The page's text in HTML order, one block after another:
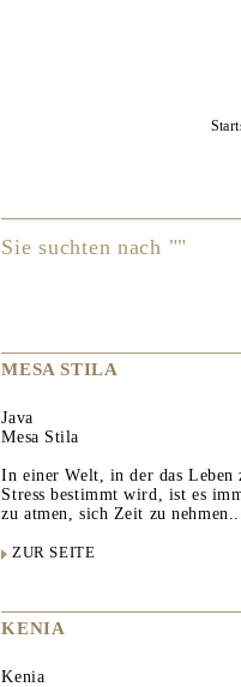
Sie suchten nach ""
MESA STILA
Java
Mesa Stila
In einer Welt, in der das Leben
Stress bestimmt wird, ist es
zu atmen, sich Zeit zu
ZUR SEITE
KENIA
Kenia